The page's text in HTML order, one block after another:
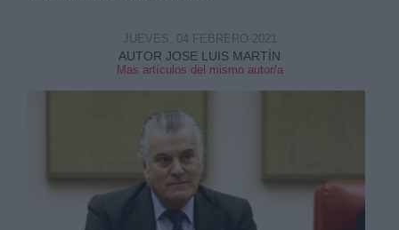
AUTOR JOSE LUIS MARTÍN
Mas artículos del mismo autor/a
JUEVES, 04 FEBRERO 2021